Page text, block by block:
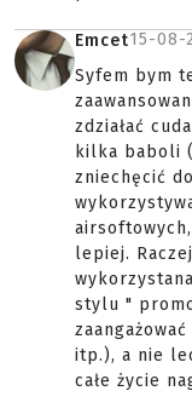
Emcet15-08-
Syfem bym
zdziałać
kilka baboli
zniechęcić
lepiej.
stylu "
itp.), a nie
całe życie